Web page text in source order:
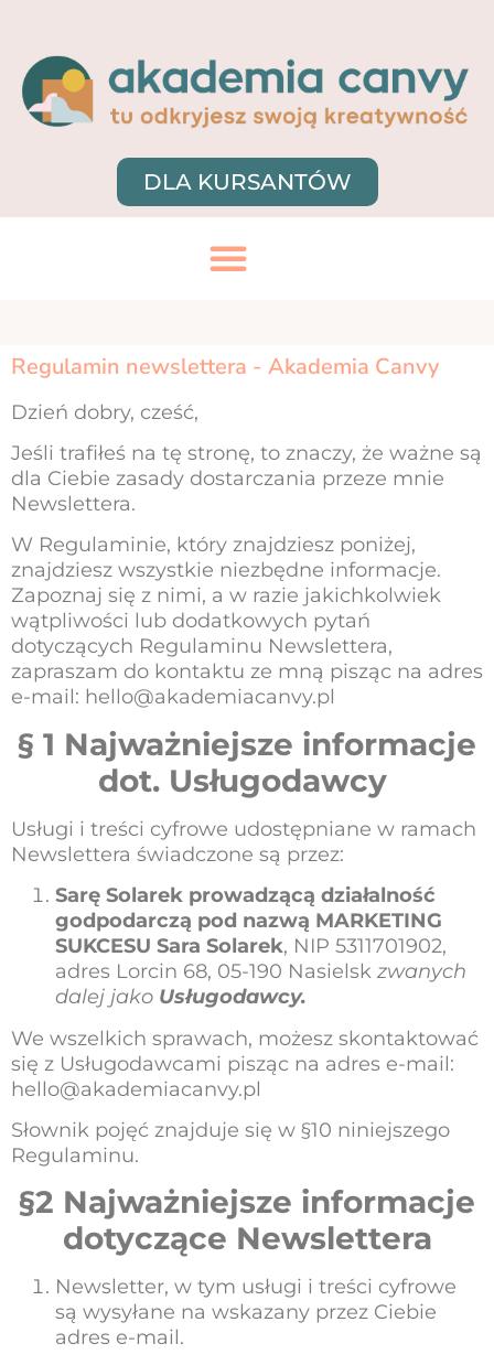
DLA KURSANTÓW
Regulamin newslettera - Akademia Canvy
Dzień dobry, cześć,
Jeśli trafiłeś na tę stronę, to znaczy, że ważne są
dla Ciebie zasady dostarczania przeze mnie
Newslettera.
W Regulaminie, który znajdziesz poniżej,
znajdziesz wszystkie niezbędne informacje.
Zapoznaj się z nimi, a w razie jakichkolwiek
wątpliwości lub dodatkowych pytań
dotyczących Regulaminu Newslettera,
zapraszam do kontaktu ze mną pisząc na adres
e-mail: hello@akademiacanvy.pl
§ 1 Najważniejsze informacje
dot. Usługodawcy
Usługi i treści cyfrowe udostępniane w ramach
Newslettera świadczone są przez:
Sarę Solarek prowadzącą działalność
godpodarczą pod nazwą MARKETING
SUKCESU Sara Solarek, NIP 5311701902,
adres Lorcin 68, 05-190 Nasielsk zwanych
dalej jako Usługodawcy.
We wszelkich sprawach, możesz skontaktować
się z Usługodawcami pisząc na adres e-mail:
hello@akademiacanvy.pl
Słownik pojęć znajduje się w §10 niniejszego
Regulaminu.
§2 Najważniejsze informacje
dotyczące Newslettera
Newsletter, w tym usługi i treści cyfrowe
są wysyłane na wskazany przez Ciebie
adres e-mail.